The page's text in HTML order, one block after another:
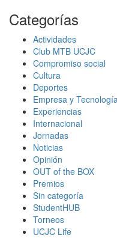
Categorías
Actividades
Club MTB UCJC
Compromiso social
Cultura
Deportes
Empresa y Tecnología
Experiencias
Internacional
Jornadas
Noticias
Opinión
OUT of the BOX
Premios
Sin categoría
StudentHUB
Torneos
UCJC Life